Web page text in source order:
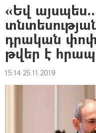
«Եվ
դրական
թվեր է
15:14 25.11.2019